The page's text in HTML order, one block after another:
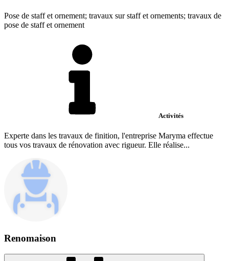
Pose de staff et ornement; travaux sur staff et ornements; travaux de
pose de staff et ornement
Activités
Experte dans les travaux de finition, l'entreprise Maryma effectue
tous vos travaux de rénovation avec rigueur. Elle réalise...
Renomaison